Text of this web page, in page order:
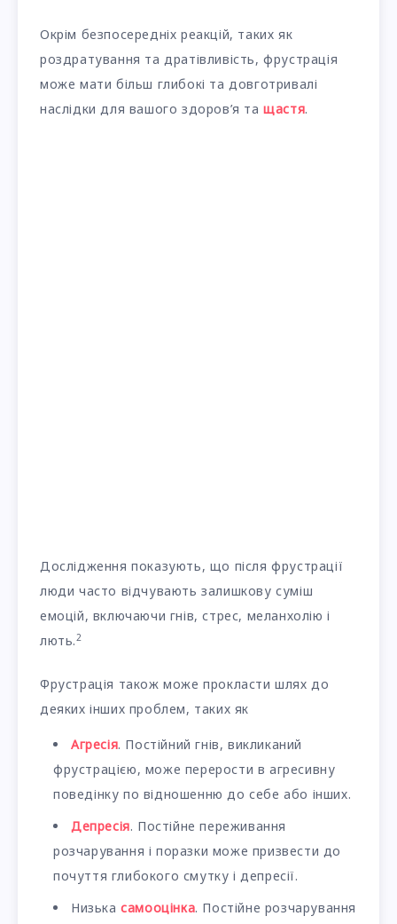
Окрім безпосередніх реакцій, таких як
роздратування та дратівливість, фрустрація
може мати більш глибокі та довготривалі
наслідки для вашого здоров’я тащастя.
Дослідження показують, що після фрустрації
люди часто відчувають залишкову суміш
емоцій, включаючи гнів, стрес, меланхолію і
лють. 2
Фрустрація також може прокласти шлях до
деяких інших проблем, таких як
Агресія. Постійний гнів, викликаний
фрустрацією, може перерости в агресивну
поведінку по відношенню до себе або інших.
Депресія. Постійне переживання
розчарування і поразки може призвести до
почуття глибокого смутку і депресії.
Низькасамооцінка. Постійне розчарування